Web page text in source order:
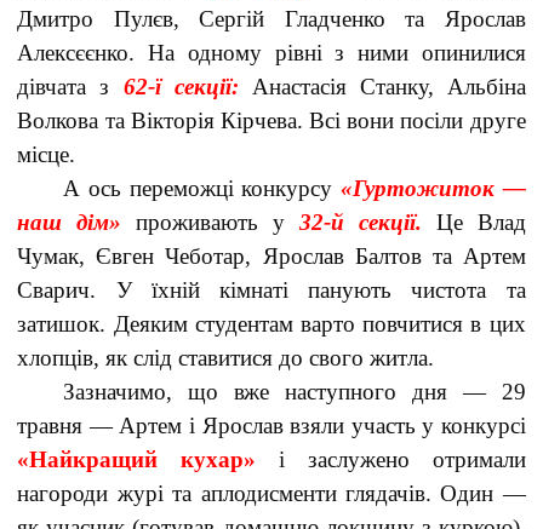
Дмитро Пулєв, Сергій Гладченко та Ярослав
Алексєєнко. На одному рівні з ними опинилися
дівчата з 62-ї секції: Анастасія Станку, Альбіна
Волкова та Вікторія Кірчева. Всі вони посіли друге
місце.
А ось переможці конкурсу «Гуртожиток —
наш дім» проживають у 32-й секції. Це Влад
Чумак, Євген Чеботар, Ярослав Балтов та Артем
Сварич. У їхній кімнаті панують чистота та
затишок. Деяким студентам варто повчитися в цих
хлопців, як слід ставитися до свого житла.
Зазначимо, що вже наступного дня — 29
травня — Артем і Ярослав взяли участь у конкурсі
«Найкращий кухар» і заслужено отримали
нагороди журі та аплодисменти глядачів. Один —